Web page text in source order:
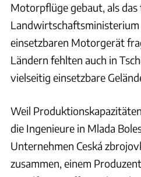
Motorpflüge gebaut, als das
Landwirtschaftsministerium
einsetzbaren Motorgerät
Ländern fehlten auch in
vielseitig einsetzbare
Weil
die Ingenieure in Mlada
Unternehmen Ceská
zusammen, einem